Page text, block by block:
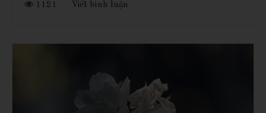
1121 Viết bình luận